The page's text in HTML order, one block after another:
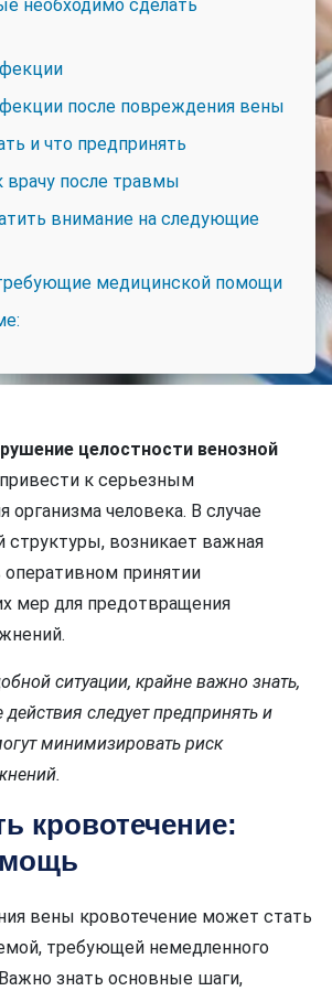
необходимо сделать
после повреждения вены
и что предпринять
врачу после травмы
внимание на следующие
медицинской помощи
целостности венозной
к серьезным
организма человека. В случае
структуры, возникает важная
принятии
мер для предотвращения
ситуации, крайне важно знать,
следует предпринять и
минимизировать риск
кровотечение:
вены кровотечение может стать
требующей немедленного
знать основные шаги,